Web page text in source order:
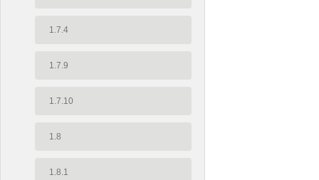
1.7.4
1.7.9
1.7.10
1.8
1.8.1